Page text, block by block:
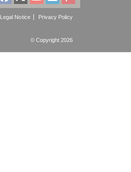
Legal Notice Privacy Policy
© Copyright 2026